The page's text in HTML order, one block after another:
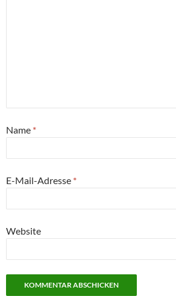
Name *
E-Mail-Adresse *
Website